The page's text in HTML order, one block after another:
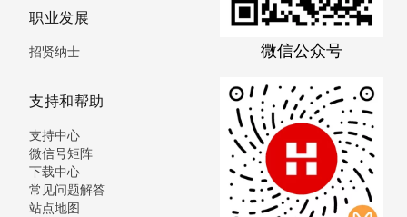
职业发展
招贤纳士
支持和帮助
支持中心
微信号矩阵
下载中心
常见问题解答
站点地图
微信公众号